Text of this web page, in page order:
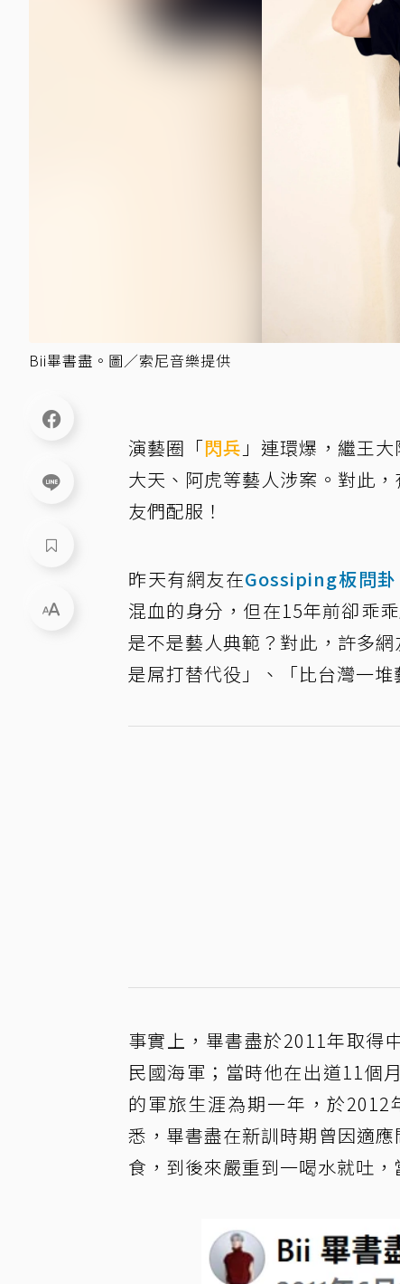
Bii畢書盡。圖／索尼音樂提供
演藝圈「閃兵 」連環爆，繼王
大天、阿虎等藝人涉案。對此
友們配服！
昨天有網友在Gossiping板問
混血的身分，但在15年前卻乖
是不是藝人典範？對此，許多
是屌打替代役」、「比台灣一堆
事實上，畢書盡於2011年取得
民國海軍；當時他在出道11個
的軍旅生涯為期一年，於
悉，畢書盡在新訓時期曾因適
食，到後來嚴重到一喝水就吐